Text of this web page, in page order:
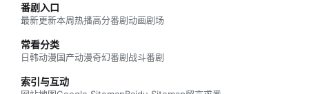
番剧入口
最新更新本周热播高分番剧动画剧场
常看分类
日韩动漫国产动漫奇幻番剧战斗番剧
索引与互动